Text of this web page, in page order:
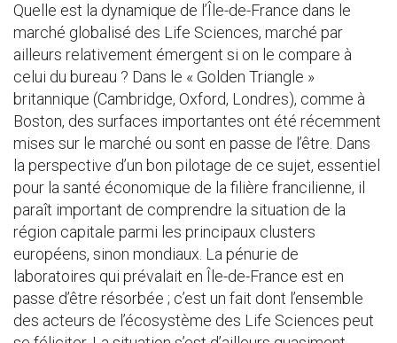
Quelle est la dynamique de l’Île-de-France dans le
marché globalisé des Life Sciences, marché par
ailleurs relativement émergent si on le compare à
celui du bureau ? Dans le « Golden Triangle »
britannique (Cambridge, Oxford, Londres), comme à
Boston, des surfaces importantes ont été récemment
mises sur le marché ou sont en passe de l’être. Dans
la perspective d’un bon pilotage de ce sujet, essentiel
pour la santé économique de la filière francilienne, il
paraît important de comprendre la situation de la
région capitale parmi les principaux clusters
européens, sinon mondiaux. La pénurie de
laboratoires qui prévalait en Île-de-France est en
passe d’être résorbée ; c’est un fait dont l’ensemble
des acteurs de l’écosystème des Life Sciences peut